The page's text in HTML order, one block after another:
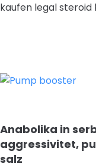
kaufen legal
Anabolika in
aggressivitet,
salz